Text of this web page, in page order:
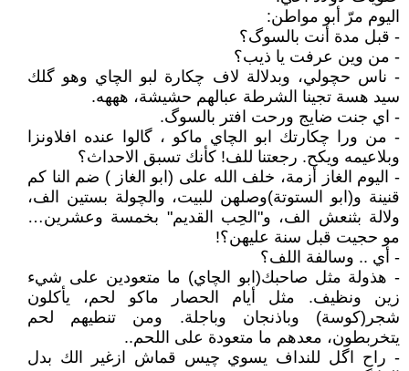
اليوم مرّ أبو مواطن:
- قبل مدة أنت بالسوگ؟
- من وين عرفت يا ذيب؟
- ناس حچولي، وبدلالة لاف چكارة لبو الچاي وهو گلك
سيد هسة تجينا الشرطة عبالهم حشيشة، هههه.
- اي جنت ضايج ورحت افتر بالسوگ.
- من ورا چكارتك ابو الچاي ماكو ، گالوا عنده افلاونزا
وبلاعيمه ويكح. رجعتنا للف! كأنك تسبق الاحداث؟
- اليوم الغاز أزمة، خلف الله على (ابو الغاز ) ضم النا كم
قنينة و(ابو الستوتة)وصلهن للبيت، والچولة بستين الف،
ولالة بثنعش الف، و"الحِب القديم" بخمسة وعشرين…
مو حجيت قبل سنة عليهن؟!
- أي .. وسالفة اللف؟
- هذولة مثل صاحبك(ابو الچاي) ما متعودين على شيء
زين ونظيف. مثل أيام الحصار ماكو لحم، يأكلون
شجر(كوسة) وباذنجان وباجلة. ومن تنطيهم لحم
يتخربطون، معدهم ما متعودة على اللحم..
- راح اگل للنداف يسوي چيس قماش ازغير الك بدل